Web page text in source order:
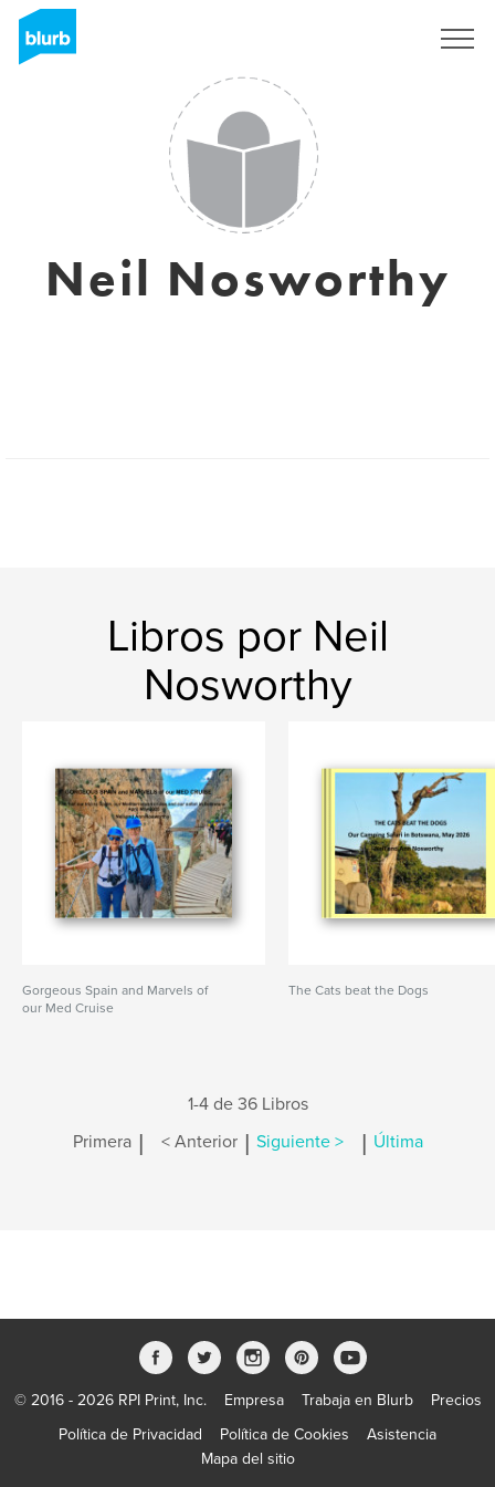
Neil Nosworthy
Libros por Neil
Nosworthy
Gorgeous Spain and Marvels of
our Med Cruise
The Cats beat the Dogs
1-4 de 36 Libros
Primera | < Anterior | Siguiente > | Última
© 2016 - 2026 RPI Print, Inc. Empresa Trabaja en Blurb
Precios
Política de Privacidad
Política de Cookies
Asistencia
Mapa del sitio